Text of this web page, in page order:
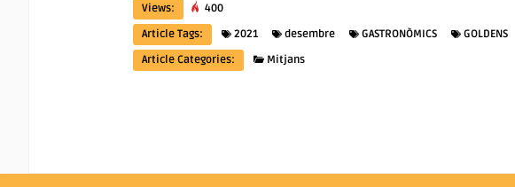
Views:
400
Article Tags:
2021 desembre GASTRONÒMICS GOLDENS
Article Categories:
Mitjans